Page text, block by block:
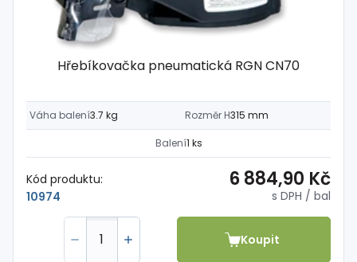
Hřebíkovačka pneumatická RGN CN70
Váha balení3.7 kg Rozměr H315 mm
Balení1 ks
Kód produktu:
10974
6 884,90 Kč
s DPH / bal
Koupit